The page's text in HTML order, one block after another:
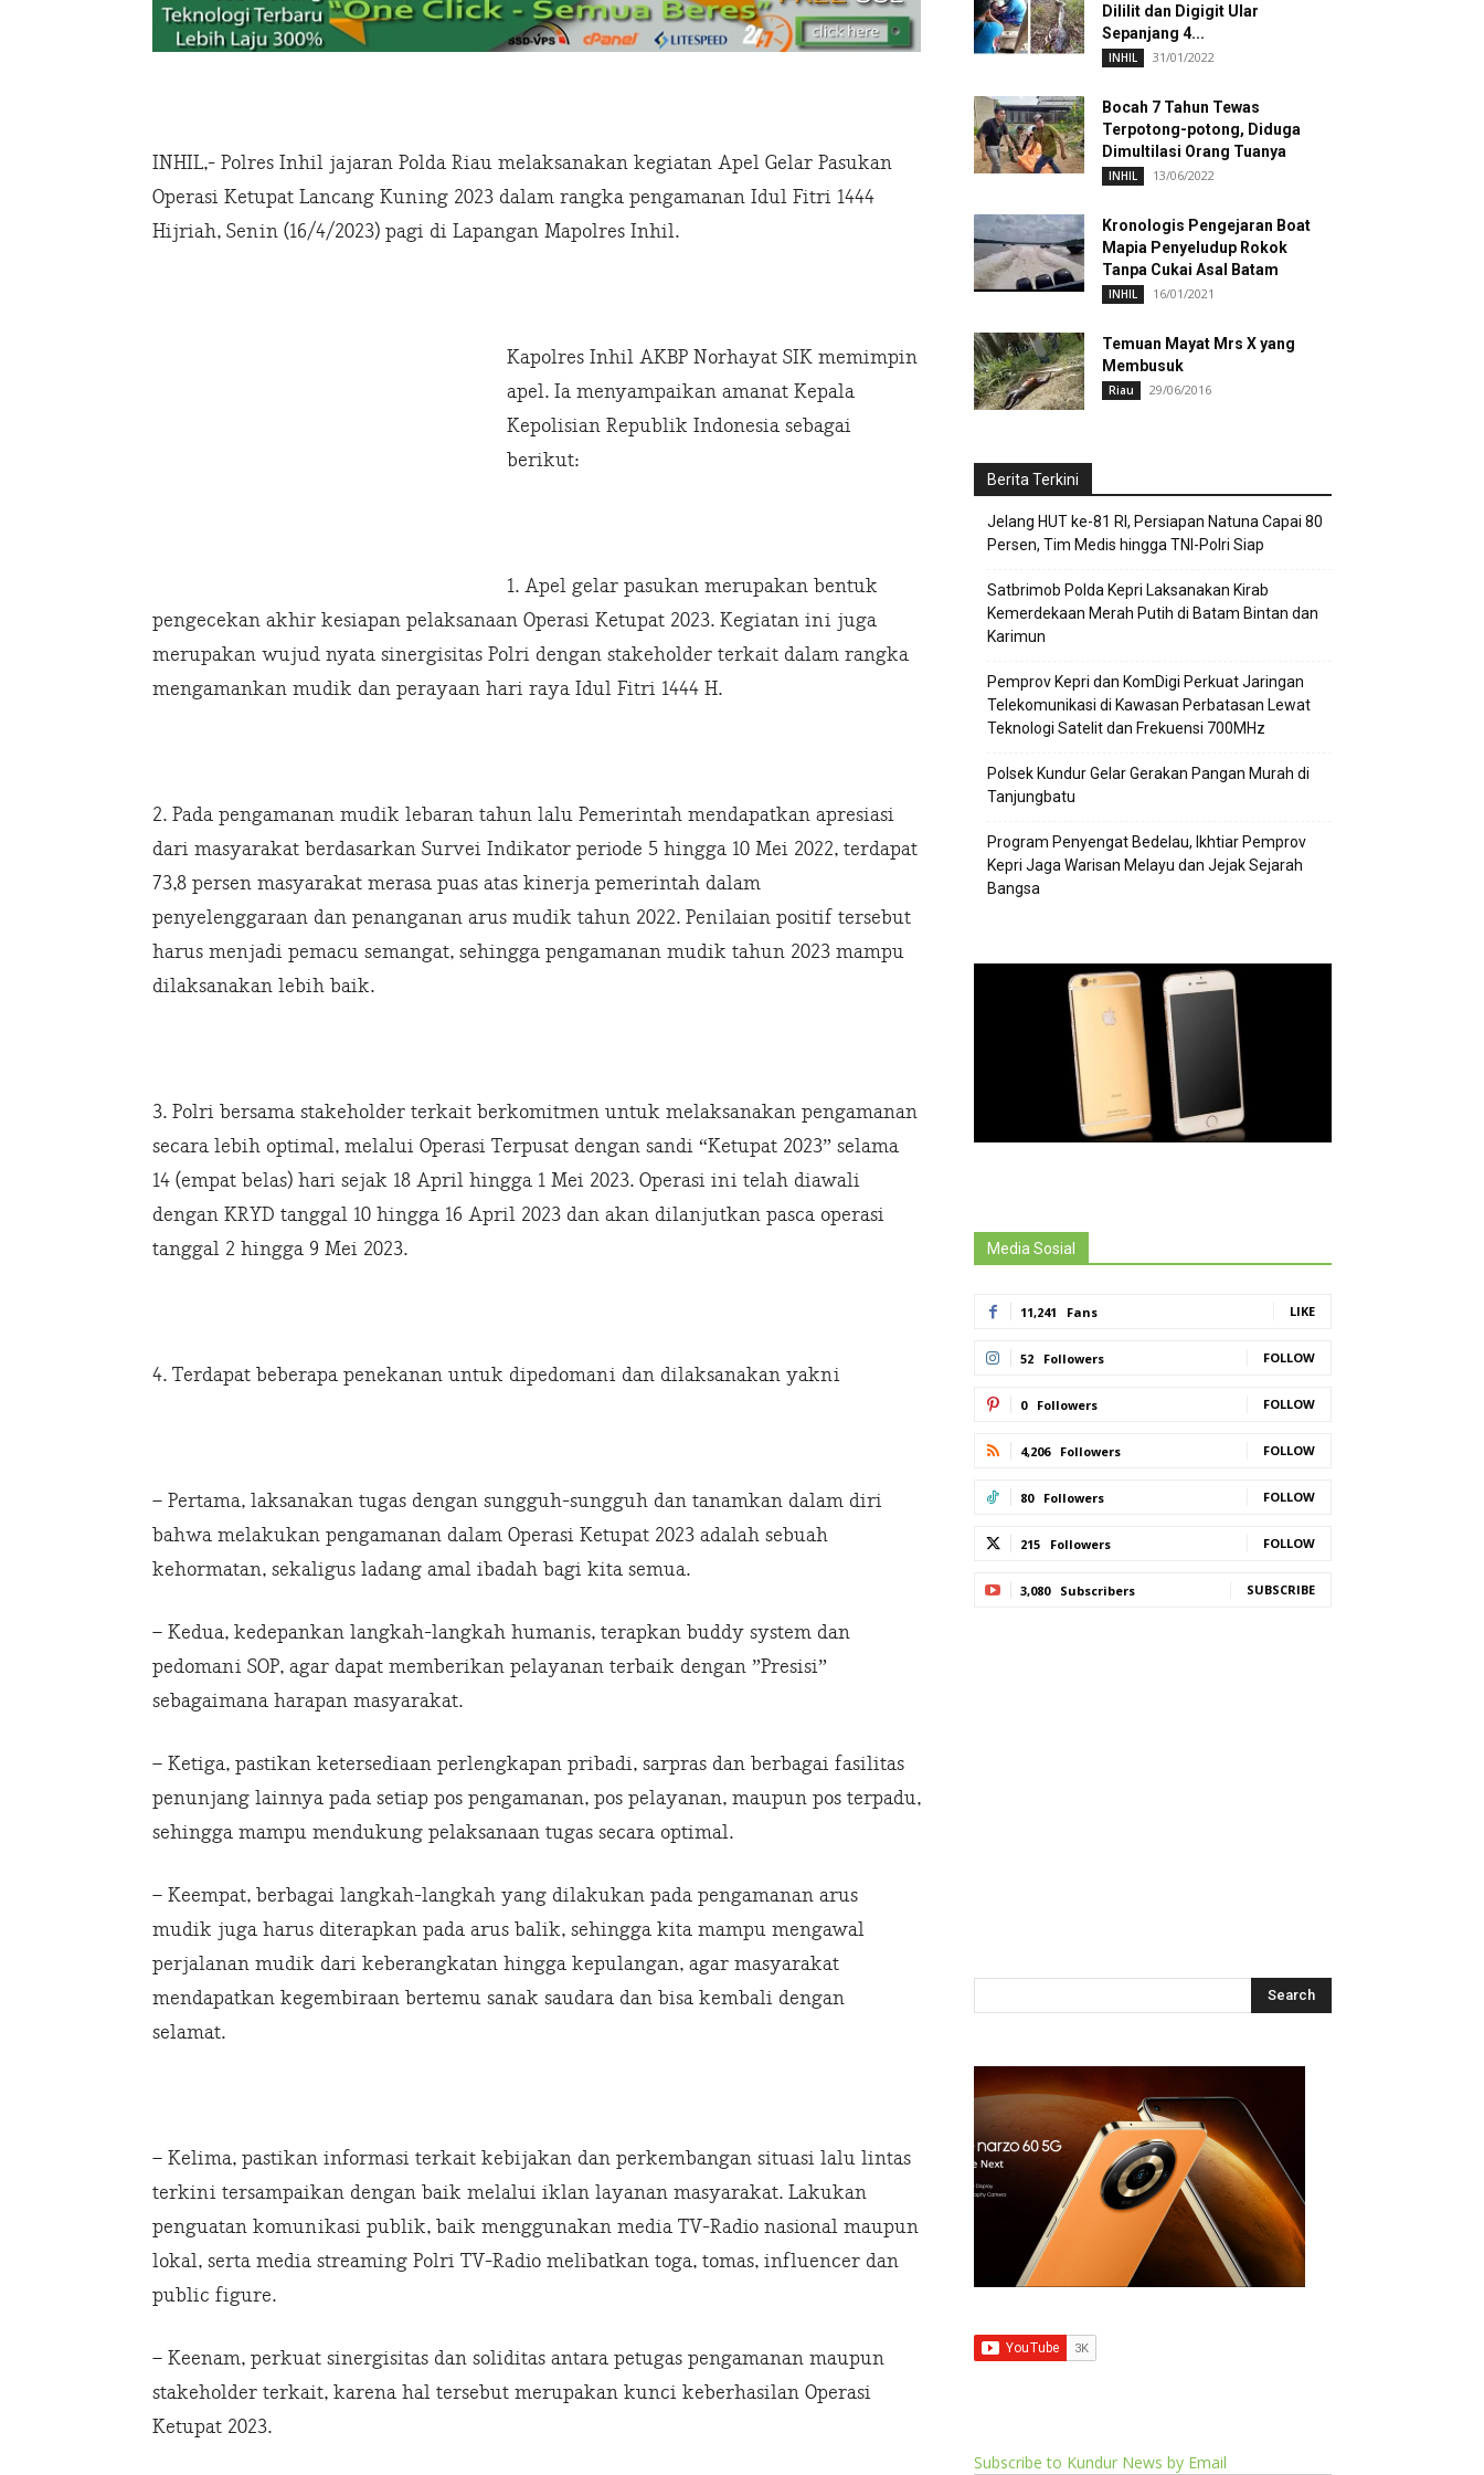
INHIL,- Polres Inhil jajaran Polda Riau melaksanakan kegiatan Apel Gelar Pasukan
Operasi Ketupat Lancang Kuning 2023 dalam rangka pengamanan Idul Fitri 1444
Hijriah, Senin (16/4/2023) pagi di Lapangan Mapolres Inhil.
Kapolres Inhil AKBP Norhayat SIK memimpin
apel. Ia menyampaikan amanat Kepala
Kepolisian Republik Indonesia sebagai
berikut:
1. Apel gelar pasukan merupakan bentuk
pengecekan akhir kesiapan pelaksanaan Operasi Ketupat 2023. Kegiatan ini juga
merupakan wujud nyata sinergisitas Polri dengan stakeholder terkait dalam rangka
mengamankan mudik dan perayaan hari raya Idul Fitri 1444 H.
2. Pada pengamanan mudik lebaran tahun lalu Pemerintah mendapatkan apresiasi
dari masyarakat berdasarkan Survei Indikator periode 5 hingga 10 Mei 2022, terdapat
73,8 persen masyarakat merasa puas atas kinerja pemerintah dalam
penyelenggaraan dan penanganan arus mudik tahun 2022. Penilaian positif tersebut
harus menjadi pemacu semangat, sehingga pengamanan mudik tahun 2023 mampu
dilaksanakan lebih baik.
3. Polri bersama stakeholder terkait berkomitmen untuk melaksanakan pengamanan
secara lebih optimal, melalui Operasi Terpusat dengan sandi “Ketupat 2023” selama
14 (empat belas) hari sejak 18 April hingga 1 Mei 2023. Operasi ini telah diawali
dengan KRYD tanggal 10 hingga 16 April 2023 dan akan dilanjutkan pasca operasi
tanggal 2 hingga 9 Mei 2023.
4. Terdapat beberapa penekanan untuk dipedomani dan dilaksanakan yakni
– Pertama, laksanakan tugas dengan sungguh-sungguh dan tanamkan dalam diri
bahwa melakukan pengamanan dalam Operasi Ketupat 2023 adalah sebuah
kehormatan, sekaligus ladang amal ibadah bagi kita semua.
– Kedua, kedepankan langkah-langkah humanis, terapkan buddy system dan
pedomani SOP, agar dapat memberikan pelayanan terbaik dengan ”Presisi”
sebagaimana harapan masyarakat.
– Ketiga, pastikan ketersediaan perlengkapan pribadi, sarpras dan berbagai fasilitas
penunjang lainnya pada setiap pos pengamanan, pos pelayanan, maupun pos terpadu,
sehingga mampu mendukung pelaksanaan tugas secara optimal.
– Keempat, berbagai langkah-langkah yang dilakukan pada pengamanan arus
mudik juga harus diterapkan pada arus balik, sehingga kita mampu mengawal
perjalanan mudik dari keberangkatan hingga kepulangan, agar masyarakat
mendapatkan kegembiraan bertemu sanak saudara dan bisa kembali dengan
selamat.
– Kelima, pastikan informasi terkait kebijakan dan perkembangan situasi lalu lintas
terkini tersampaikan dengan baik melalui iklan layanan masyarakat. Lakukan
penguatan komunikasi publik, baik menggunakan media TV-Radio nasional maupun
lokal, serta media streaming Polri TV-Radio melibatkan toga, tomas, influencer dan
public figure.
– Keenam, perkuat sinergisitas dan soliditas antara petugas pengamanan maupun
stakeholder terkait, karena hal tersebut merupakan kunci keberhasilan Operasi
Ketupat 2023.
Dililit dan Digigit Ular
Sepanjang 4...
INHIL 31/01/2022
Bocah 7 Tahun Tewas
Terpotong-potong, Diduga
Dimultilasi Orang Tuanya
INHIL 13/06/2022
Kronologis Pengejaran Boat
Mapia Penyeludup Rokok
Tanpa Cukai Asal Batam
INHIL 16/01/2021
Temuan Mayat Mrs X yang
Membusuk
Riau 29/06/2016
Berita Terkini
Jelang HUT ke-81 RI, Persiapan Natuna Capai 80
Persen, Tim Medis hingga TNI-Polri Siap
Satbrimob Polda Kepri Laksanakan Kirab
Kemerdekaan Merah Putih di Batam Bintan dan
Karimun
Pemprov Kepri dan KomDigi Perkuat Jaringan
Telekomunikasi di Kawasan Perbatasan Lewat
Teknologi Satelit dan Frekuensi 700MHz
Polsek Kundur Gelar Gerakan Pangan Murah di
Tanjungbatu
Program Penyengat Bedelau, Ikhtiar Pemprov
Kepri Jaga Warisan Melayu dan Jejak Sejarah
Bangsa
Media Sosial
11,241 Fans LIKE
52 Followers FOLLOW
0 Followers FOLLOW
4,206 Followers FOLLOW
80 Followers FOLLOW
215 Followers FOLLOW
3,080 Subscribers SUBSCRIBE
Subscribe to Kundur News by Email